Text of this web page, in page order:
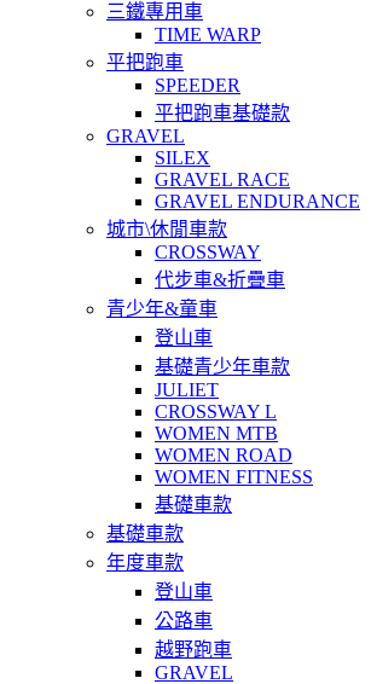
三鐵專用車
TIME WARP
平把跑車
SPEEDER
平把跑車基礎款
GRAVEL
SILEX
GRAVEL RACE
GRAVEL ENDURANCE
城市\休閒車款
CROSSWAY
代步車&折疊車
青少年&童車
登山車
基礎青少年車款
JULIET
CROSSWAY L
WOMEN MTB
WOMEN ROAD
WOMEN FITNESS
基礎車款
基礎車款
年度車款
登山車
公路車
越野跑車
GRAVEL